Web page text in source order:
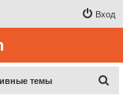
Вход
темы